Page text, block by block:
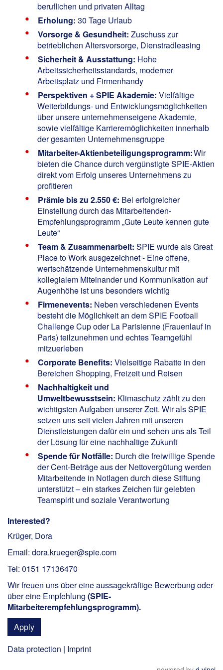
beruflichen und privaten Alltag
Erholung: 30 Tage Urlaub
Vorsorge & Gesundheit: Zuschuss zur
betrieblichen Altersvorsorge, Dienstradleasing
Sicherheit & Ausstattung: Hohe
Arbeitssicherheitsstandards, moderner
Arbeitsplatz und Firmenhandy
Perspektiven + SPIE Akademie: Vielfältige
Weiterbildungs- und Entwicklungsmöglichkeiten
über unsere unternehmenseigene Akademie,
sowie vielfältige Karrieremöglichkeiten innerhalb
der gesamten Unternehmensgruppe
Mitarbeiter-Aktienbeteiligungsprogramm:Wir
bieten die Chance durch vergünstigte SPIE-Aktien
direkt vom Erfolg unseres Unternehmens zu
profitieren
Prämie bis zu 2.550 €: Bei erfolgreicher
Einstellung durch das Mitarbeitenden-
Empfehlungsprogramm „Gute Leute kennen gute
Leute“
Team & Zusammenarbeit: SPIE wurde alsGreat
Place to Workausgezeichnet - Eine offene,
wertschätzende Unternehmenskultur mit
kollegialem Miteinander und Kommunikation auf
Augenhöhe ist uns besonders wichtig
Firmenevents: Neben verschiedenen Events
besteht die Möglichkeit an dem SPIE Football
Challenge Cup oder La Parisienne (Frauenlauf in
Paris) teilzunehmen und echtes Teamgefühl
mitzuerleben
Corporate Benefits: Vielseitige Rabatte in den
Bereichen Shopping, Freizeit und Reisen
Nachhaltigkeit und
Umweltbewusstsein: Klimaschutz zählt zu den
wichtigsten Aufgaben unserer Zeit. Wir als SPIE
setzen uns seit vielen Jahren mit unseren
Dienstleistungen dafür ein und sehen uns als Teil
der Lösung für eine nachhaltige Zukunft
Spende für Notfälle: Durch die freiwillige Spende
der Cent-Beträge aus der Nettovergütung werden
Mitarbeitende in Notlagen durch diese Stiftung
unterstützt – ein starkes Zeichen für gelebten
Teamspirit und soziale Verantwortung
Interested?
Krüger, Dora
Email: dora.krueger@spie.com
Tel: 0151 17136470
Wir freuen uns über eine aussagekräftige Bewerbung oder
über eine Empfehlung (SPIE-
Mitarbeiterempfehlungsprogramm).
Apply
Data protection | Imprint